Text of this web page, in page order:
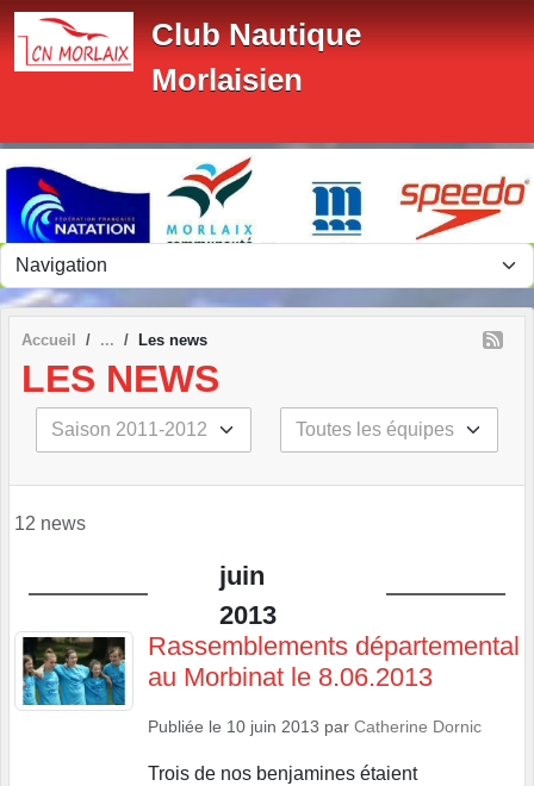
Club Nautique
Morlaisien
Accueil Les news
LES NEWS
12 news
juin
2013
Rassemblements départemental
au Morbinat le 8.06.2013
Publiée le 10 juin 2013 par Catherine Dornic
Trois de nos benjamines étaient
Panneau de gestion des cookies